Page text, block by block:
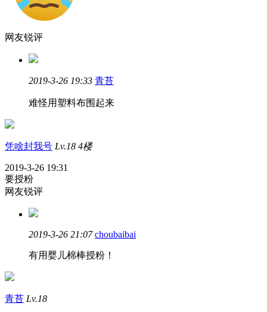
网友锐评
2019-3-26 19:33 青苔
难怪用塑料布围起来
凭啥封我号 Lv.18 4楼
2019-3-26 19:31
要授粉
网友锐评
2019-3-26 21:07 choubaibai
有用婴儿棉棒授粉！
青苔 Lv.18